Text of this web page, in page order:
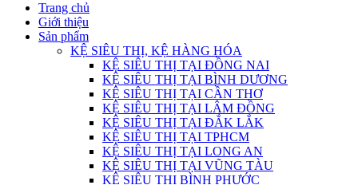
Trang chủ
Giới thiệu
Sản phẩm
KỆ SIÊU THỊ, KỆ HÀNG HÓA
KỆ SIÊU THỊ TẠI ĐỒNG NAI
KỆ SIÊU THỊ TẠI BÌNH DƯƠNG
KỆ SIÊU THỊ TẠI CẦN THƠ
KỆ SIÊU THỊ TẠI LÂM ĐỒNG
KỆ SIÊU THỊ TẠI ĐẮK LẮK
KỆ SIÊU THỊ TẠI TPHCM
KỆ SIÊU THỊ TẠI LONG AN
KỆ SIÊU THỊ TẠI VŨNG TÀU
KỆ SIÊU THỊ BÌNH PHƯỚC